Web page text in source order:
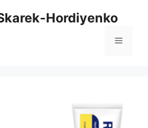
Hordiyenko
Menü